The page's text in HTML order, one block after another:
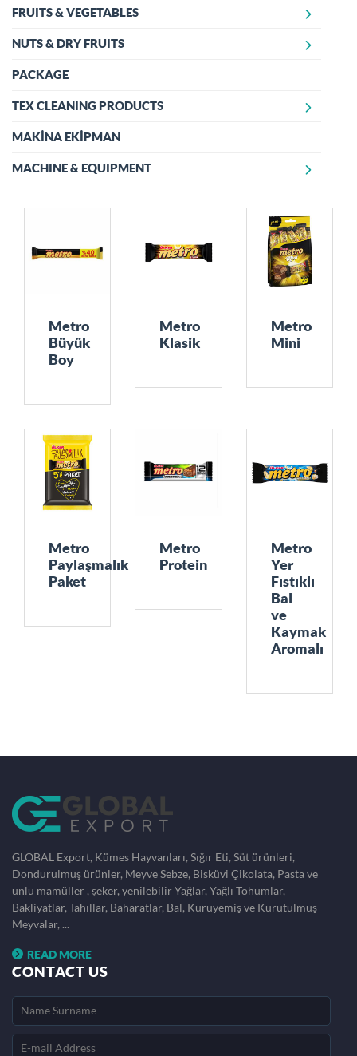
FRUITS & VEGETABLES
MEYVELER
SEBZELER
NUTS & DRY FRUITS
KURUYEMİŞ
KURU MEYVELER
PACKAGE
TEX CLEANING PRODUCTS
TEX LIQUID SOAP
DİSH SOAP
GENERAL CLEANING
MAKİNA EKİPMAN
MACHINE & EQUIPMENT
Metro
Büyük
Boy
Metro
Klasik
Metro
Mini
Metro
Paylaşmalık
Paket
Metro
Protein
Metro
Yer
Fıstıklı
Bal
ve
Kaymak
Aromalı
GLOBAL Export, Kümes Hayvanları, Sığır Eti, Süt ürünleri,
Dondurulmuş ürünler, Meyve Sebze, Bisküvi Çikolata, Pasta ve
unlu mamüller , şeker, yenilebilir Yağlar, Yağlı Tohumlar,
Bakliyatlar, Tahıllar, Baharatlar, Bal, Kuruyemiş ve Kurutulmuş
Meyvalar, ...
READ MORE
CONTACT US